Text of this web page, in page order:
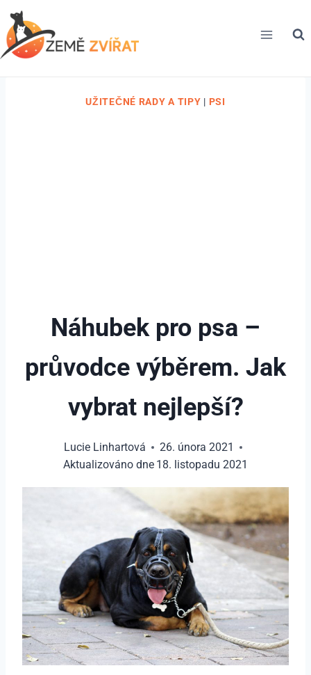
Přeskočit
na
obsah
UŽITEČNÉ RADY A TIPY | PSI
Náhubek pro psa –
průvodce výběrem. Jak
vybrat nejlepší?
Lucie Linhartová
26. února 2021
Aktualizováno dne 18. listopadu 2021